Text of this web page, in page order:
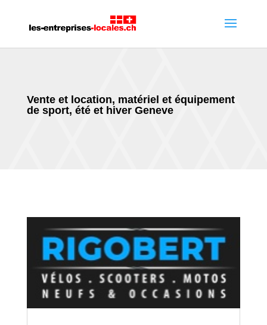
Vente et location, matériel et équipement
de sport, été et hiver Geneve